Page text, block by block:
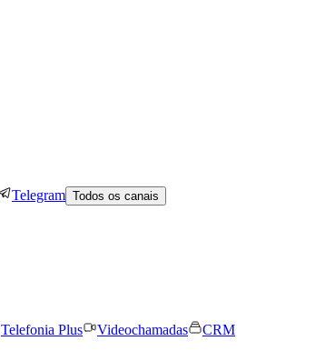
Telegram Todos os canais
Telefonia Plus Videochamadas
CRM